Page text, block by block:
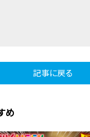
記事に戻る
め